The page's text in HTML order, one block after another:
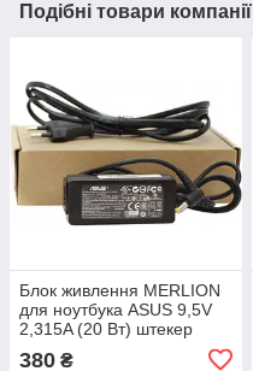
Подібні товари компанії
Блок живлення MERLION
для ноутбука ASUS 9,5V
2,315A (20 Вт) штекер
4,8*1.7мм, довжина 0,9м +
380 ₴